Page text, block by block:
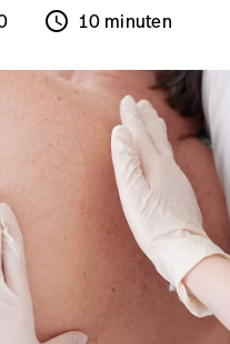
schedule 10 minuten